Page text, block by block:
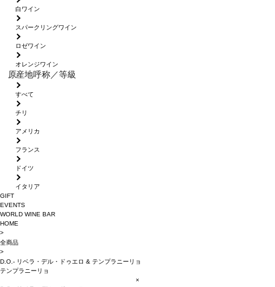
白ワイン
スパークリングワイン
ロゼワイン
オレンジワイン
原産地呼称／等級
すべて
チリ
アメリカ
フランス
ドイツ
イタリア
GIFT
EVENTS
WORLD WINE BAR
HOME
>
全商品
>
D.O.- リベラ・デル・ドゥエロ & テンプラニーリョ
テンプラニーリョ
×